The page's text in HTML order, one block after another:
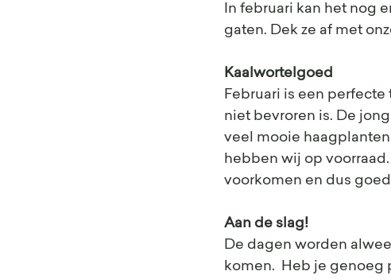
In februari kan het nog
gaten. Dek ze af met
Kaalwortelgoed
Februari is een
niet bevroren is. De
veel mooie
hebben wij op
voorkomen en dus
Aan de slag!
De dagen worden
komen.  Heb je genoeg